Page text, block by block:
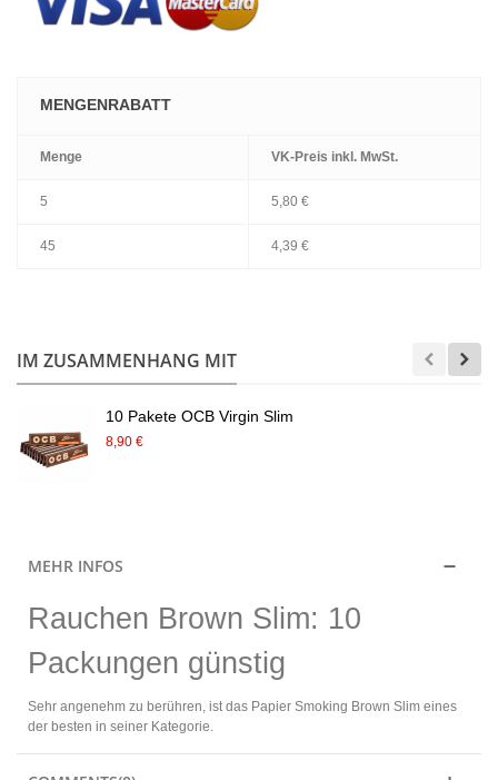
MENGENRABATT
Menge VK-Preis inkl. MwSt.
5 5,80 €
45 4,39 €
IM ZUSAMMENHANG MIT
10 Pakete OCB Virgin Slim
8,90 €
MEHR INFOS
Rauchen Brown Slim: 10
Packungen günstig
Sehr angenehm zu berühren, ist das Papier Smoking Brown Slim eines
der besten in seiner Kategorie.